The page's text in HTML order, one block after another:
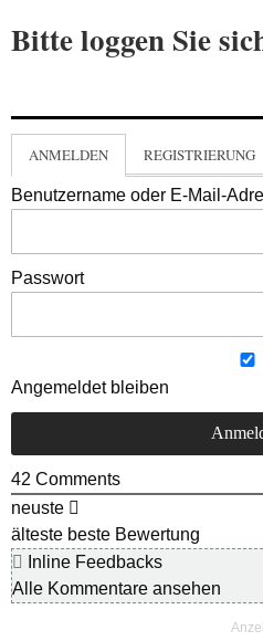
Bitte loggen Sie
ANMELDEN REGISTRIERUNG
Benutzername oder E-Mail-
Passwort
Angemeldet bleiben
42 Comments
neuste
älteste beste Bewertung
Inline Feedbacks
Alle Kommentare ansehen